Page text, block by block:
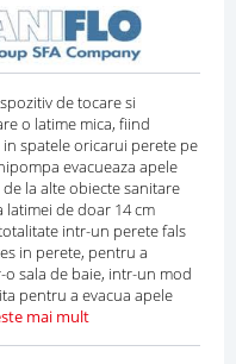
de tocare si
o latime mica, fiind
spatele oricarui perete pe
evacueaza apele
la alte obiecte sanitare
de doar 14 cm
intr-un perete fals
in perete, pentru a
sala de baie, intr-un mod
pentru a evacua apele
mai mult